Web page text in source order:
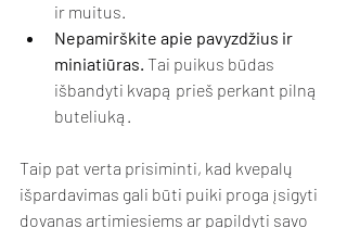
ir muitus.
Nepamirškite apie pavyzdžius ir
miniatiūras. Tai puikus būdas
išbandyti kvapą prieš perkant pilną
buteliuką.
Taip pat verta prisiminti, kad kvepalų
išpardavimas gali būti puiki proga įsigyti
dovanas artimiesiems ar papildyti savo